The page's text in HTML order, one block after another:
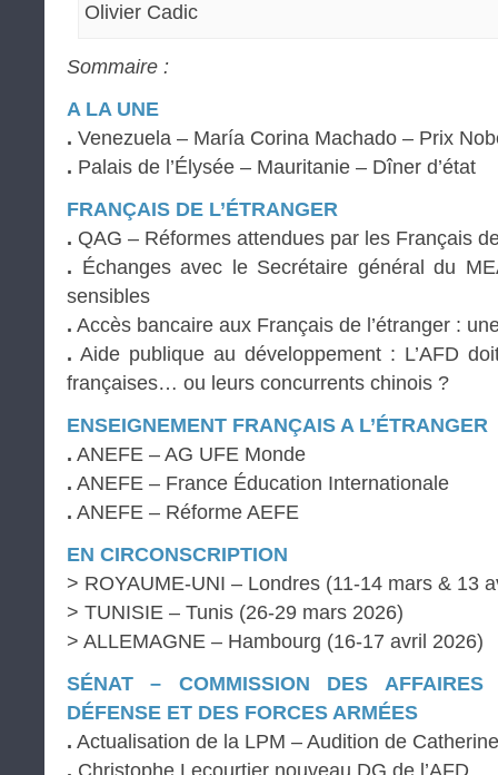
Olivier Cadic
Sommaire :
A LA UNE
. Venezuela – María Corina Machado – Prix
. Palais de l’Élysée – Mauritanie – Dîner d’état
FRANÇAIS DE L’ÉTRANGER
. QAG – Réformes attendues par les Français
. Échanges avec le Secrétaire général du
sensibles
. Accès bancaire aux Français de l’étranger :
. Aide publique au développement : L’AFD
françaises… ou leurs concurrents chinois ?
ENSEIGNEMENT FRANÇAIS A L’ÉTRANGER
. ANEFE – AG UFE Monde
. ANEFE – France Éducation Internationale
. ANEFE – Réforme AEFE
EN CIRCONSCRIPTION
> ROYAUME-UNI – Londres (11-14 mars & 13
> TUNISIE – Tunis (26-29 mars 2026)
> ALLEMAGNE – Hambourg (16-17 avril 2026)
SÉNAT – COMMISSION DES
DÉFENSE ET DES FORCES ARMÉES
. Actualisation de la LPM – Audition de
. Christophe Lecourtier nouveau DG de l’AFD